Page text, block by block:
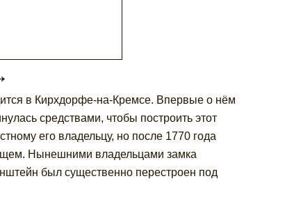
в Кирхдорфе-на-Кремсе. Впервые о нём
средствами, чтобы построить этот
его владельцу, но после 1770 года
Нынешними владельцами замка
был существенно перестроен под